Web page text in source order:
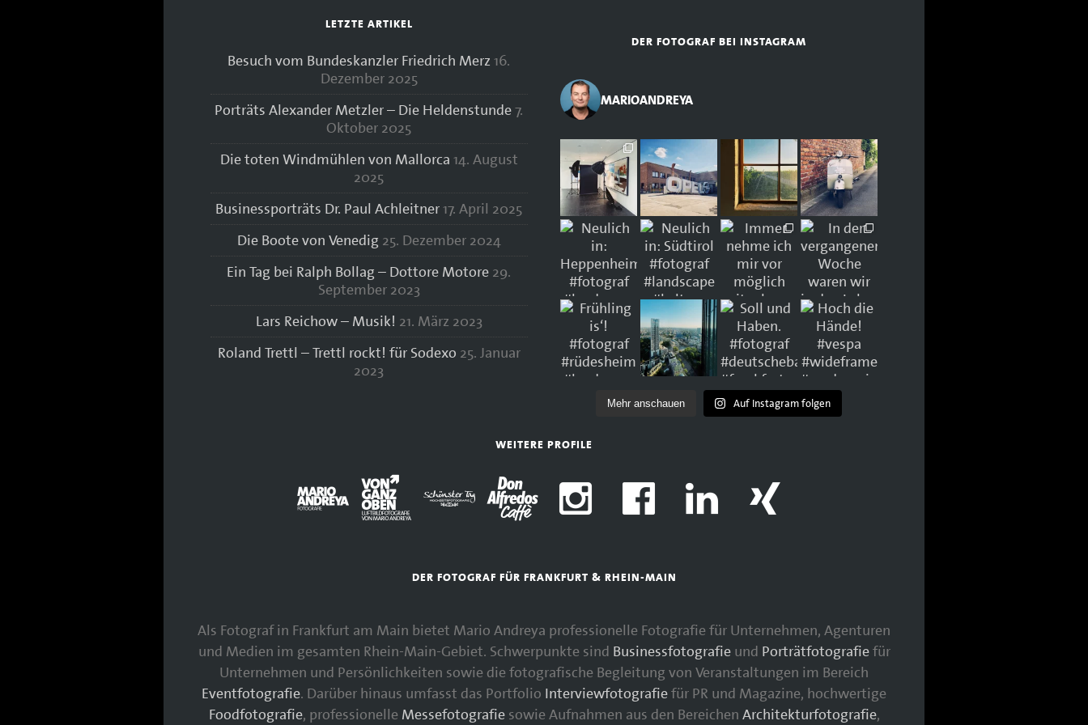
LETZTE ARTIKEL
Besuch vom Bundeskanzler Friedrich Merz 16.
Dezember 2025
Porträts Alexander Metzler – Die Heldenstunde7.
Oktober 2025
Die toten Windmühlen von Mallorca 14. August
2025
Businessporträts Dr. Paul Achleitner17. April 2025
Die Boote von Venedig 25. Dezember 2024
Ein Tag bei Ralph Bollag – Dottore Motore 29.
September 2023
Lars Reichow – Musik! 21. März 2023
Roland Trettl – Trettl rockt! für Sodexo 25. Januar
2023
DER FOTOGRAF BEI INSTAGRAM
MARIOANDREYA
Mehr anschauen Auf Instagram folgen
WEITERE PROFILE
DER FOTOGRAF FÜR FRANKFURT & RHEIN-MAIN
Als Fotograf in Frankfurt am Main bietet Mario Andreya professionelle Fotografie für Unternehmen, Agenturen
und Medien im gesamten Rhein-Main-Gebiet. Schwerpunkte sind Businessfotografieund Porträtfotografiefür
Unternehmen und Persönlichkeiten sowie die fotografische Begleitung von Veranstaltungen im Bereich
Eventfotografie. Darüber hinaus umfasst das Portfolio Interviewfotografiefür PR und Magazine, hochwertige
Foodfotografie, professionelle Messefotografiesowie Aufnahmen aus den Bereichen Architekturfotografie,